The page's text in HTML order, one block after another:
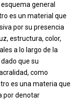
general
es un material que
por su presencia
estructura, color,
a lo largo de la
que su
como
es una materia que
por denotar